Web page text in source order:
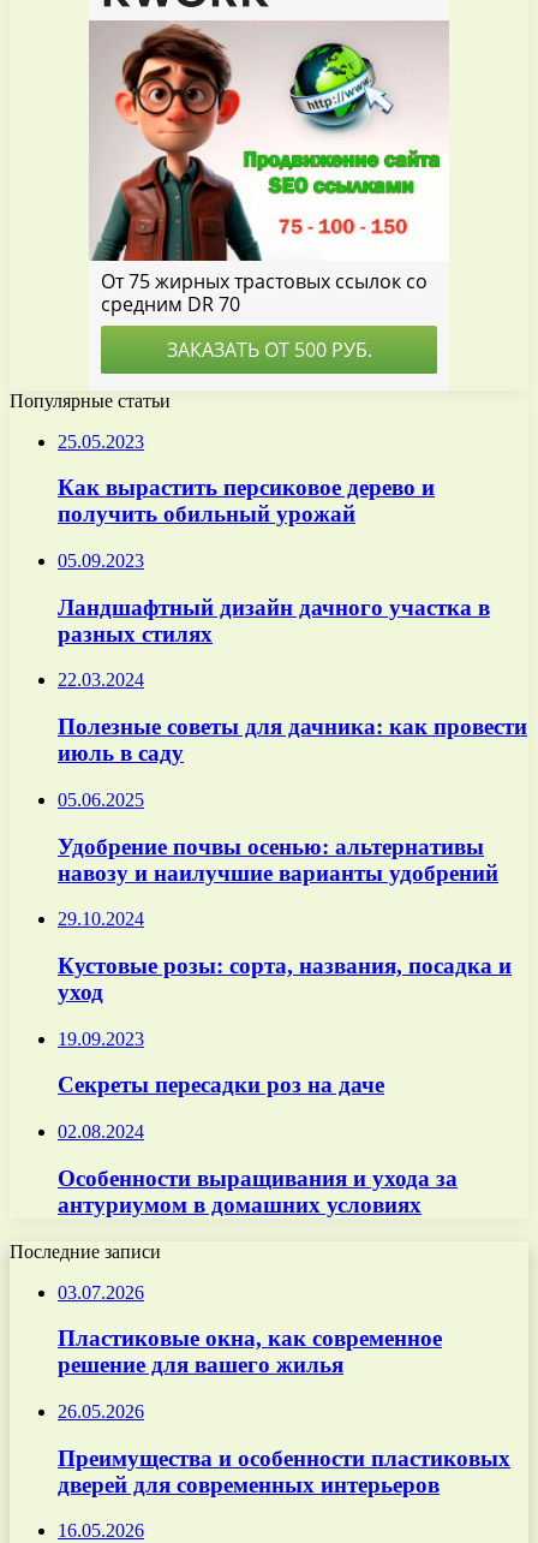
Популярные статьи
25.05.2023
Как вырастить персиковое дерево и
получить обильный урожай
05.09.2023
Ландшафтный дизайн дачного участка в
разных стилях
22.03.2024
Полезные советы для дачника: как провести
июль в саду
05.06.2025
Удобрение почвы осенью: альтернативы
навозу и наилучшие варианты удобрений
29.10.2024
Кустовые розы: сорта, названия, посадка и
уход
19.09.2023
Секреты пересадки роз на даче
02.08.2024
Особенности выращивания и ухода за
антуриумом в домашних условиях
Последние записи
03.07.2026
Пластиковые окна, как современное
решение для вашего жилья
26.05.2026
Преимущества и особенности пластиковых
дверей для современных интерьеров
16.05.2026